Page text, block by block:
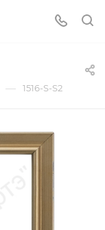
— 1516-S-S2